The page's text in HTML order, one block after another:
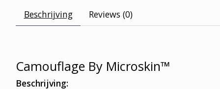
Beschrijving Reviews (0)
Camouflage By Microskin™
Beschrijving: